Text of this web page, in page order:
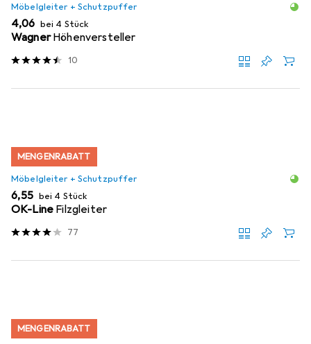
Möbelgleiter + Schutzpuffer
EUR
4,06 bei 4 Stück
Wagner Höhenversteller
10
MENGENRABATT
Möbelgleiter + Schutzpuffer
EUR
6,55 bei 4 Stück
OK-Line Filzgleiter
77
MENGENRABATT